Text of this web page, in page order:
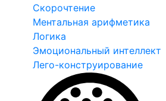
Скорочтение
Ментальная арифметика
Логика
Эмоциональный интеллект
Лего-конструирование